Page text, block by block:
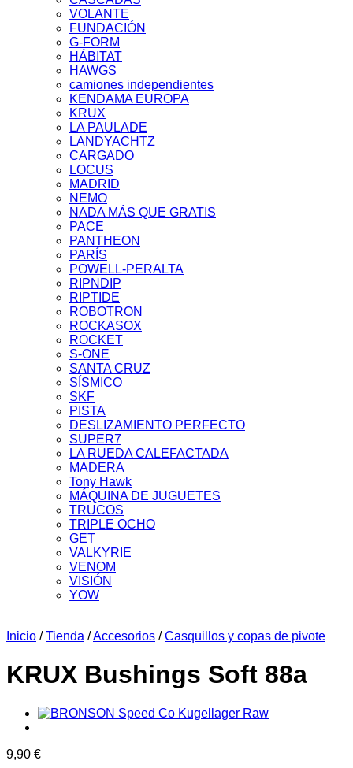
VOLANTE
FUNDACIÓN
G-FORM
HÁBITAT
HAWGS
camiones independientes
KENDAMA EUROPA
KRUX
LA PAULADE
LANDYACHTZ
CARGADO
LOCUS
MADRID
NEMO
NADA MÁS QUE GRATIS
PACE
PANTHEON
PARÍS
POWELL-PERALTA
RIPNDIP
RIPTIDE
ROBOTRON
ROCKASOX
ROCKET
S-ONE
SANTA CRUZ
SÍSMICO
SKF
PISTA
DESLIZAMIENTO PERFECTO
SUPER7
LA RUEDA CALEFACTADA
MADERA
Tony Hawk
MÁQUINA DE JUGUETES
TRUCOS
TRIPLE OCHO
GET
VALKYRIE
VENOM
VISIÓN
YOW
Inicio / Tienda /Accesorios / Casquillos y copas de pivote
KRUX Bushings Soft 88a
9,90 €